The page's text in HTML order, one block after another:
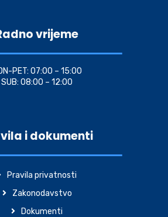
vrijeme
PET: 07:00 – 15:00
SUB: 08:00 – 12:00
i dokumenti
Pravila privatnosti
Zakonodavstvo
Dokumenti